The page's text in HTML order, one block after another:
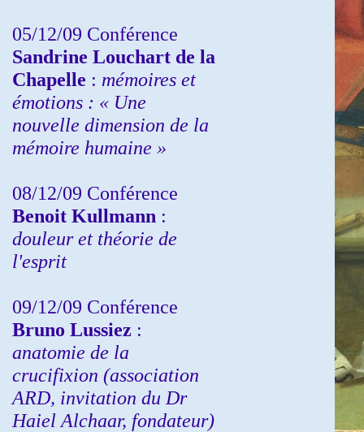
05/12/09 Conférence
Sandrine Louchart de la
Chapelle : mémoires et
émotions : « Une
nouvelle dimension de la
mémoire humaine »
08/12/09 Conférence
Benoit Kullmann :
douleur et théorie de
l'esprit
09/12/09 Conférence
Bruno Lussiez :
anatomie de la
crucifixion (association
ARD, invitation du Dr
Haiel Alchaar, fondateur)